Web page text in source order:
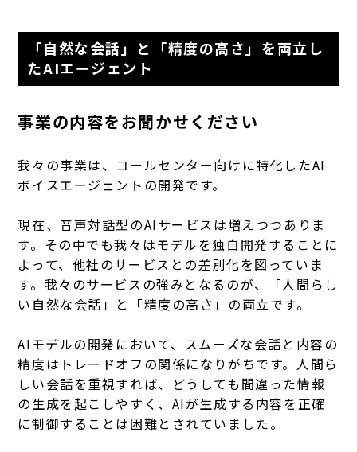
「自然な会話」と「精度の高さ」を両立し
たAIエージェント
事業の内容をお聞かせください
我々の事業は、コールセンター向けに特化したAI
ボイスエージェントの開発です。
現在、音声対話型のAIサービスは増えつつありま
す。その中でも我々はモデルを独自開発することに
よって、他社のサービスとの差別化を図っていま
す。我々のサービスの強みとなるのが、「人間らし
い自然な会話」と「精度の高さ」の両立です。
AIモデルの開発において、スムーズな会話と内容の
精度はトレードオフの関係になりがちです。人間ら
しい会話を重視すれば、どうしても間違った情報
の生成を起こしやすく、AIが生成する内容を正確
に制御することは困難とされていました。